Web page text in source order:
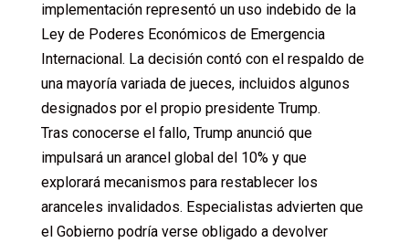
implementación representó un uso indebido de la
Ley de Poderes Económicos de Emergencia
Internacional. La decisión contó con el respaldo de
una mayoría variada de jueces, incluidos algunos
designados por el propio presidente Trump.
Tras conocerse el fallo, Trump anunció que
impulsará un arancel global del 10% y que
explorará mecanismos para restablecer los
aranceles invalidados. Especialistas advierten que
el Gobierno podría verse obligado a devolver